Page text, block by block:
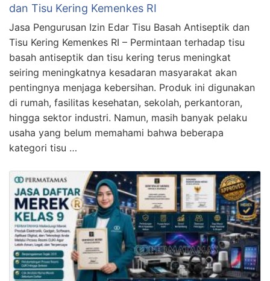
dan Tisu Kering Kemenkes RI
Jasa Pengurusan Izin Edar Tisu Basah Antiseptik dan
Tisu Kering Kemenkes RI – Permintaan terhadap tisu
basah antiseptik dan tisu kering terus meningkat
seiring meningkatnya kesadaran masyarakat akan
pentingnya menjaga kebersihan. Produk ini digunakan
di rumah, fasilitas kesehatan, sekolah, perkantoran,
hingga sektor industri. Namun, masih banyak pelaku
usaha yang belum memahami bahwa beberapa
kategori tisu …